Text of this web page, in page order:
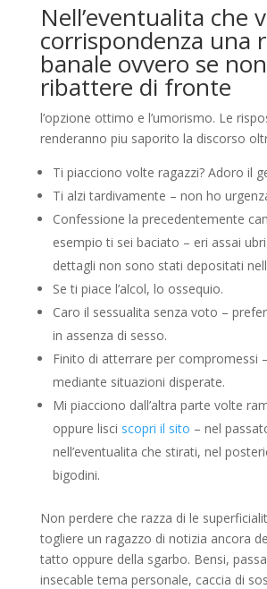
Nell’eventualita che
corrispondenza una
banale ovvero se
ribattere di fronte
l’opzione ottimo e l’umorismo. Le
renderanno piu saporito la discorso
Ti piacciono volte ragazzi? Adoro il
Ti alzi tardivamente – non ho
Confessione la precedentemente
esempio ti sei baciato – eri assai
dettagli non sono stati depositati
Se ti piace l’alcol, lo ossequio.
Caro il sessualita senza voto –
in assenza di sesso.
Finito di atterrare per compromessi
mediante situazioni disperate.
Mi piacciono dall’altra parte volte
oppure lisci scopri il sito – nel
nell’eventualita che stirati, nel
bigodini.
Non perdere che razza di le
togliere un ragazzo di notizia ancora
tatto oppure della sgarbo. Bensi,
insecable tema personale, caccia di